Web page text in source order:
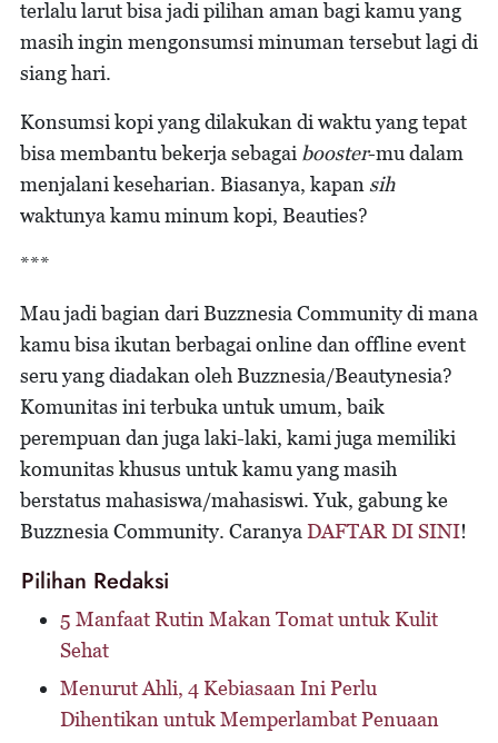
terlalu larut bisa jadi pilihan aman bagi kamu yang
masih ingin mengonsumsi minuman tersebut lagi di
siang hari.
Konsumsi kopi yang dilakukan di waktu yang tepat
bisa membantu bekerja sebagai booster-mu dalam
menjalani keseharian. Biasanya, kapan sih
waktunya kamu minum kopi, Beauties?
***
Mau jadi bagian dari Buzznesia Community di mana
kamu bisa ikutan berbagai online dan offline event
seru yang diadakan oleh Buzznesia/Beautynesia?
Komunitas ini terbuka untuk umum, baik
perempuan dan juga laki-laki, kami juga memiliki
komunitas khusus untuk kamu yang masih
berstatus mahasiswa/mahasiswi. Yuk, gabung ke
Buzznesia Community. Caranya DAFTAR DI SINI!
Pilihan Redaksi
5 Manfaat Rutin Makan Tomat untuk Kulit
Sehat
Menurut Ahli, 4 Kebiasaan Ini Perlu
Dihentikan untuk Memperlambat Penuaan